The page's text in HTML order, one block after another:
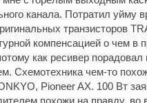
канала. Потратил уйму
транзисторов
компенсацией о чем в
как ресивер порадовал
Схемотехника чем-то
Pioneer AX. 100 Вт